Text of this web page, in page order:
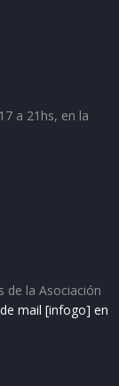
a 21hs, en la
de la Asociación
mail [infogo] en